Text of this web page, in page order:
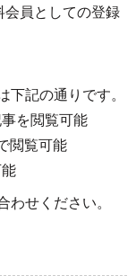
会員としての登録
下記の通りです。
を閲覧可能
閲覧可能
わせください。